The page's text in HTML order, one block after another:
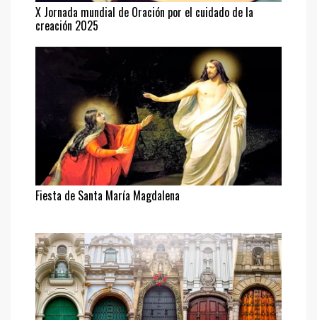
X Jornada mundial de Oración por el cuidado de la
creación 2025
Fiesta de Santa María Magdalena